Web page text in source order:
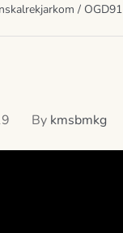
/ OGD91
By kmsbmkg